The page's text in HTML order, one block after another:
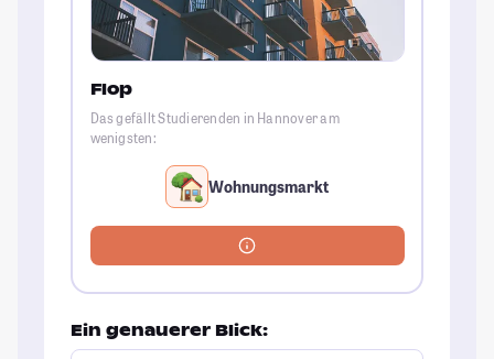
Flop
Das gefällt Studierenden in Hannover am
wenigsten:
Wohnungsmarkt
Ein genauerer Blick: